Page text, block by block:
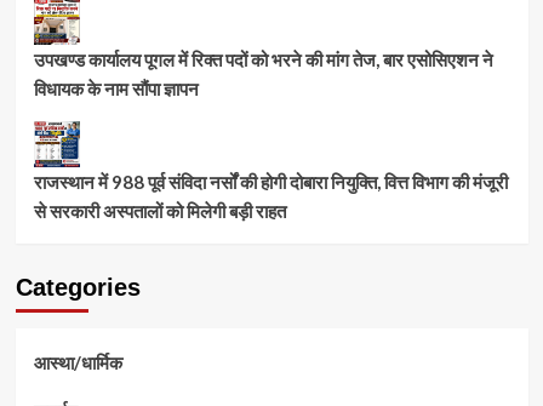
उपखण्ड कार्यालय पूगल में रिक्त पदों को भरने की मांग तेज, बार एसोसिएशन ने
विधायक के नाम सौंपा ज्ञापन
राजस्थान में 988 पूर्व संविदा नर्सों की होगी दोबारा नियुक्ति, वित्त विभाग की मंजूरी
से सरकारी अस्पतालों को मिलेगी बड़ी राहत
Categories
आस्था/धार्मिक